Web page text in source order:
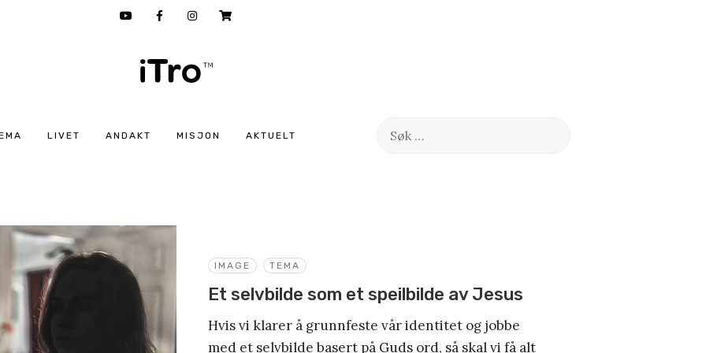
LIVET ANDAKT MISJON AKTUELT
Søk
IMAGE TEMA
Et selvbilde som et speilbilde av Jesus
Hvis vi klarer å grunnfeste vår identitet og jobbe
med et selvbilde basert på Guds ord, så skal vi få alt